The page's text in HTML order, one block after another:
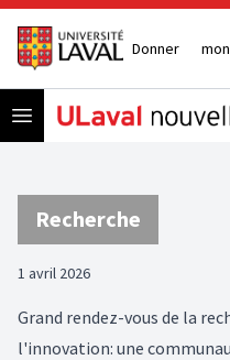
Donner
Open menu
Recherche
1 avril 2026
Grand rendez-vous de la
l'innovation: une